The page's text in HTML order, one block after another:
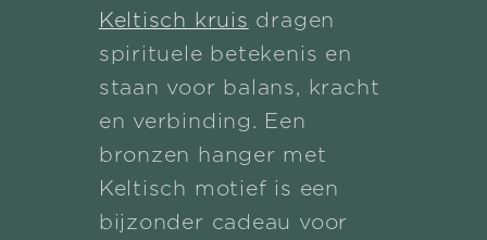
Keltisch kruis dragen
spirituele betekenis en
staan voor balans, kracht
en verbinding. Een
bronzen hanger met
Keltisch motief is een
bijzonder cadeau voor